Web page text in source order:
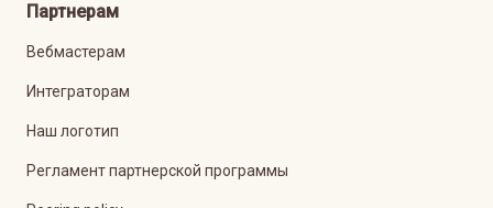
Партнерам
Вебмастерам
Интеграторам
Наш логотип
Регламент партнерской программы